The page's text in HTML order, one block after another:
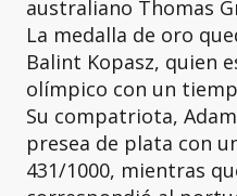
australiano Thomas
La medalla de oro
Balint Kopasz, quien
olímpico con un
Su compatriota,
presea de plata con
431/1000, mientras